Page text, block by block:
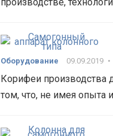
Оборудование 09.09.2019 •
Корифеи производства
том, что, не имея опыта